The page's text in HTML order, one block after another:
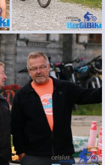
BerGiBike 2016 056